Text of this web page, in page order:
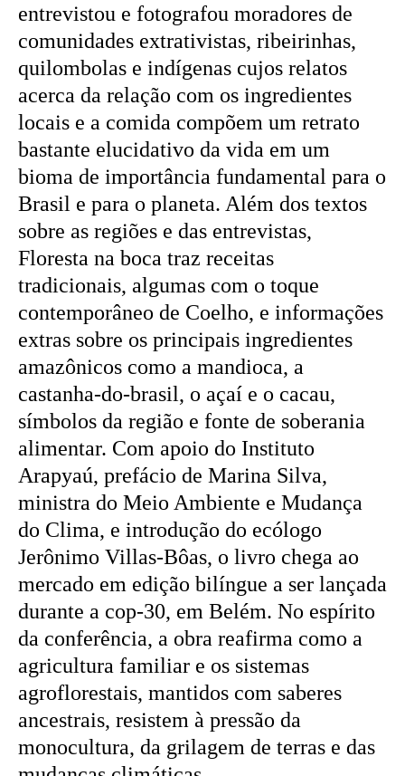
entrevistou e fotografou moradores de
comunidades extrativistas, ribeirinhas,
quilombolas e indígenas cujos relatos
acerca da relação com os ingredientes
locais e a comida compõem um retrato
bastante elucidativo da vida em um
bioma de importância fundamental para o
Brasil e para o planeta. Além dos textos
sobre as regiões e das entrevistas,
Floresta na boca traz receitas
tradicionais, algumas com o toque
contemporâneo de Coelho, e informações
extras sobre os principais ingredientes
amazônicos como a mandioca, a
castanha-do-brasil, o açaí e o cacau,
símbolos da região e fonte de soberania
alimentar. Com apoio do Instituto
Arapyaú, prefácio de Marina Silva,
ministra do Meio Ambiente e Mudança
do Clima, e introdução do ecólogo
Jerônimo Villas-Bôas, o livro chega ao
mercado em edição bilíngue a ser lançada
durante a cop-30, em Belém. No espírito
da conferência, a obra reafirma como a
agricultura familiar e os sistemas
agroflorestais, mantidos com saberes
ancestrais, resistem à pressão da
monocultura, da grilagem de terras e das